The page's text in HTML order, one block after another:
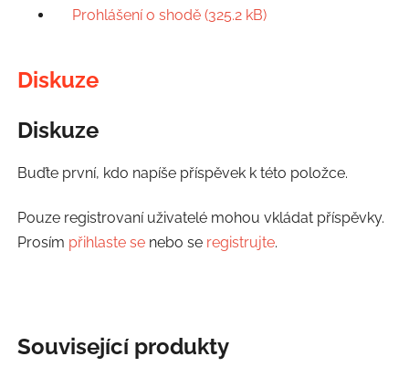
Prohlášení o shodě (325.2 kB)
Diskuze
Diskuze
Buďte první, kdo napíše příspěvek k této položce.
Pouze registrovaní uživatelé mohou vkládat příspěvky.
Prosím přihlaste senebo se registrujte.
Související produkty